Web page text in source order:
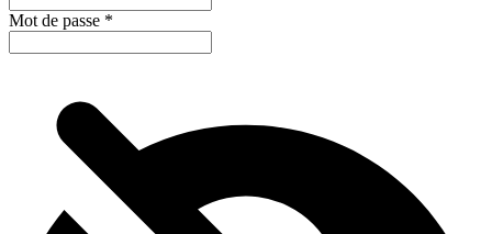
Mot de passe *